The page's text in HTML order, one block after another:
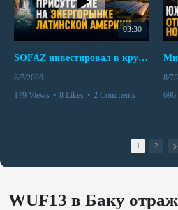
03:30
SOFAZ инвестировал в крупнейшего независимого производителя электроэнергии Перу
8/7/2026
179 Views • 8 Likes • 2 Comments
8/7/
696
1 2
WUF13 в Баку